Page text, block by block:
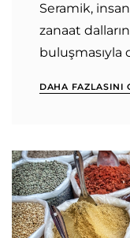
Seramik,
zanaat
buluşmasıyla
DAHA FAZLASINI